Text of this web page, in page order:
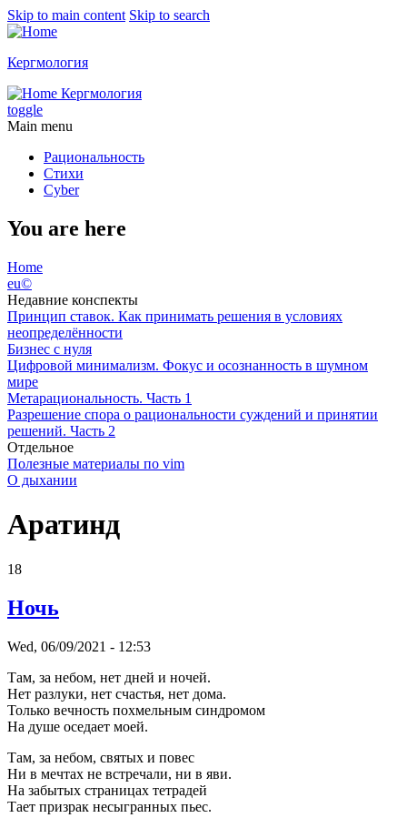
Skip to main content Skip to search
Кергмология
Кергмология
toggle
Main menu
Рациональность
Стихи
Cyber
You are here
Home
eu©
Недавние конспекты
Принцип ставок. Как принимать решения в условиях
неопределённости
Бизнес с нуля
Цифровой минимализм. Фокус и осознанность в шумном
мире
Метарациональность. Часть 1
Разрешение спора о рациональности суждений и принятии
решений. Часть 2
Отдельное
Полезные материалы по vim
О дыхании
Аратинд
18
Ночь
Wed, 06/09/2021 - 12:53
Там, за небом, нет дней и ночей.
Нет разлуки, нет счастья, нет дома.
Только вечность похмельным синдромом
На душе оседает моей.
Там, за небом, святых и повес
Ни в мечтах не встречали, ни в яви.
На забытых страницах тетрадей
Тает призрак несыгранных пьес.